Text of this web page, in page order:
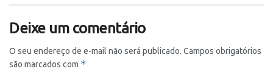
Deixe um comentário
O seu endereço de e-mail não será publicado. Campos obrigatórios
são marcados com *